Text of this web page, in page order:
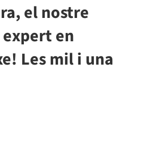
el nostre
en
Les mil i una